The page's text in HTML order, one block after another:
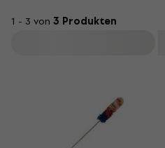
1 - 3 von 3 Produkten